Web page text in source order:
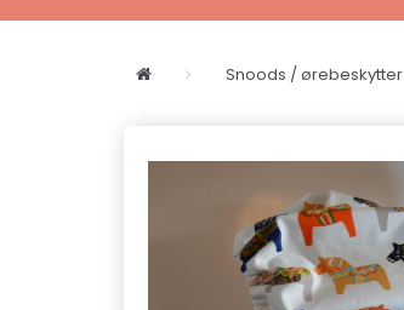
Snoods / ørebeskytter